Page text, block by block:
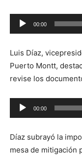
Reproductor
de
00:00
Luis Díaz,
Puerto Montt,
revise los
Reproductor
de
00:00
Díaz subrayó la
mesa de mitigación